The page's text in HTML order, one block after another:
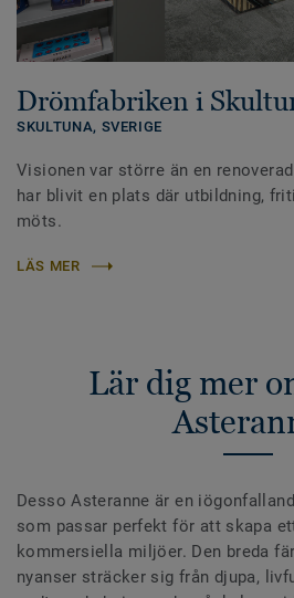
Drömfabriken i
SKULTUNA, SVERIGE
Visionen var större än en
har blivit en plats där utbildning,
möts.
LÄS MER
Lär dig mer
Desso Asteranne är en
som passar perfekt för att skapa
kommersiella miljöer. Den breda
nyanser sträcker sig från djupa,